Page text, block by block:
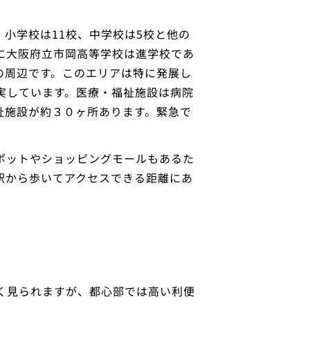
学校は11校、中学校は5校と他の
阪府立市岡高等学校は進学校であ
辺です。このエリアは特に発展し
ています。医療・福祉施設は病院
設が約３０ヶ所あります。緊急で
トやショッピングモールもあるた
ら歩いてアクセスできる距離にあ
られますが、都心部では高い利便